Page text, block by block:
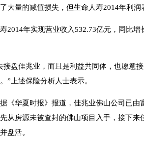
大量的减值损失，但生命人寿2014年利润
2014年实现营业收入532.73亿元，同比
接盘佳兆业，而且是利益共同体，也愿意
”上述保险分析人士表示。
《华夏时报》报道，佳兆业佛山公司已
从房源未被查封的佛山项目入手，接下
盘活。